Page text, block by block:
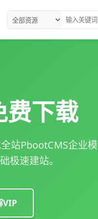
费下载
站PbootCMS企业
极速建站。
VIP